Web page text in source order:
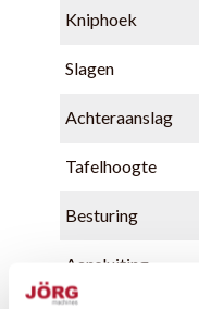
Kniphoek
Slagen
Achteraanslag
Tafelhoogte
Besturing
Aansluiting